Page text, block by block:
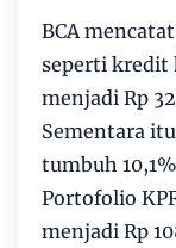
BCA
seperti kredit
menjadi Rp
Sementara
tumbuh
Portofolio
menjadi Rp